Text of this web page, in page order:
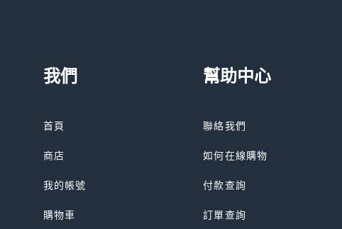
我們
首頁
商店
我的帳號
購物車
幫助中心
聯絡我們
如何在線購物
付款查詢
訂單查詢